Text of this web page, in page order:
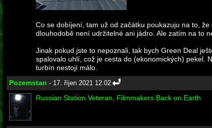
Co se dobíjení, tam už od začátku poukazuju na to,
dlouhodobě není udržitelné ani jádro. Ale zatím na to
Jinak pokud jste to nepoznali, tak bych Green Deal
spalovalo uhlí, což je cesta do (ekonomických) pekel.
turbín nestojí málo.
Pozemstan - 17. říjen 2021 12:02
Russian Station Veteran, Filmmakers Back on Earth